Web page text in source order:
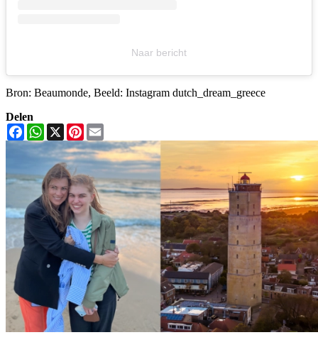
Naar bericht
Bron: Beaumonde, Beeld: Instagram dutch_dream_greece
Delen
FacebookWhatsApp
X Pinterest